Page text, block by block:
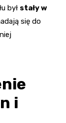
był stały w
się do
i